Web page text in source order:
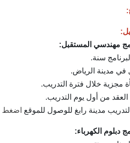
سنة.
في مدينة الرياض.
مجزية خلال فترة التدريب.
العقد من أول يوم التدريب.
مدينة رابغ للوصول للموقع اضغط